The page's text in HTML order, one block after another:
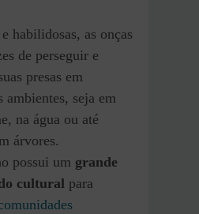
habilidosas, as onças
de perseguir e
presas em
ambientes, seja em
na água ou até
árvores.
possui um grande
cultural para